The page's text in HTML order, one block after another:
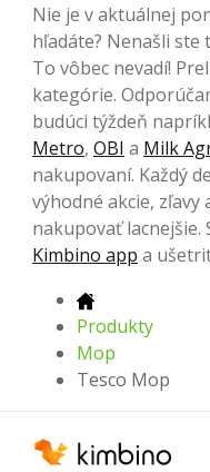
Nie je v aktuálnej
hľadáte? Nenašli ste
To vôbec nevadí!
kategórie.
budúci týždeň
Metro, OBI a Milk
nakupovaní. Každý
výhodné akcie, zľavy
nakupovať lacnejšie.
Kimbino app a
Produkty
Mop
Tesco Mop